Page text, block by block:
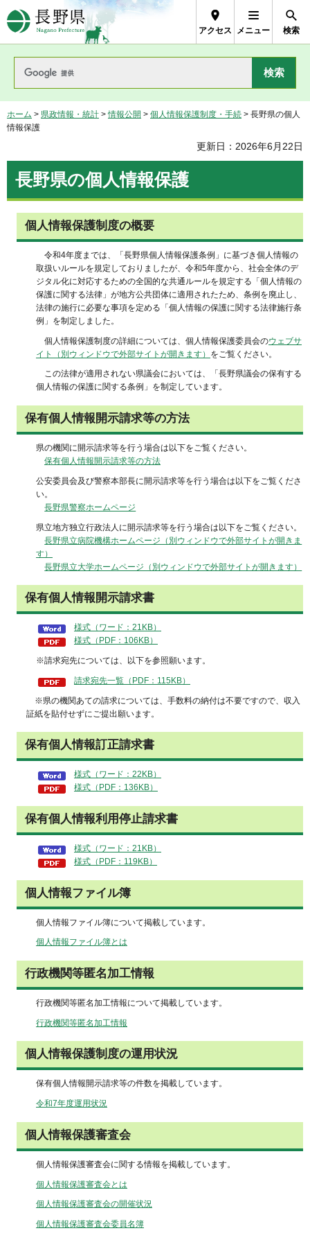
長野県Nagano Prefecture
アクセス メニュー 検索
ホーム > 県政情報・統計 >情報公開 > 個人情報保護制度・手続 > 長野県の個人
情報保護
更新日：2026年6月22日
長野県の個人情報保護
個人情報保護制度の概要
令和4年度までは、「長野県個人情報保護条例」に基づき個人情報の
取扱いルールを規定しておりましたが、令和5年度から、社会全体のデ
ジタル化に対応するための全国的な共通ルールを規定する「個人情報の
保護に関する法律」が地方公共団体に適用されたため、条例を廃止し、
法律の施行に必要な事項を定める「個人情報の保護に関する法律施行条
例」を制定しました。
個人情報保護制度の詳細については、個人情報保護委員会のウェブサ
イト（別ウィンドウで外部サイトが開きます） をご覧ください。
この法律が適用されない県議会においては、「長野県議会の保有する
個人情報の保護に関する条例」を制定しています。
保有個人情報開示請求等の方法
県の機関に開示請求等を行う場合は以下をご覧ください。
保有個人情報開示請求等の方法
公安委員会及び警察本部長に開示請求等を行う場合は以下をご覧くださ
い。
長野県警察ホームページ
県立地方独立行政法人に開示請求等を行う場合は以下をご覧ください。
長野県立病院機構ホームページ（別ウィンドウで外部サイトが開きま
す）
長野県立大学ホームページ（別ウィンドウで外部サイトが開きます）
保有個人情報開示請求書
様式（ワード：21KB）
様式（PDF：106KB）
※請求宛先については、以下を参照願います。
請求宛先一覧（PDF：115KB）
※県の機関あての請求については、手数料の納付は不要ですので、収入
証紙を貼付せずにご提出願います。
保有個人情報訂正請求書
様式（ワード：22KB）
様式（PDF：136KB）
保有個人情報利用停止請求書
様式（ワード：21KB）
様式（PDF：119KB）
個人情報ファイル簿
個人情報ファイル簿について掲載しています。
個人情報ファイル簿とは
行政機関等匿名加工情報
行政機関等匿名加工情報について掲載しています。
行政機関等匿名加工情報
個人情報保護制度の運用状況
保有個人情報開示請求等の件数を掲載しています。
令和7年度運用状況
個人情報保護審査会
個人情報保護審査会に関する情報を掲載しています。
個人情報保護審査会とは
個人情報保護審査会の開催状況
個人情報保護審査会委員名簿